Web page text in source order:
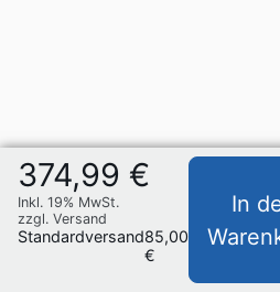
374,99 €
Inkl. 19% MwSt.
zzgl. Versand
Standardversand85,00
€
In